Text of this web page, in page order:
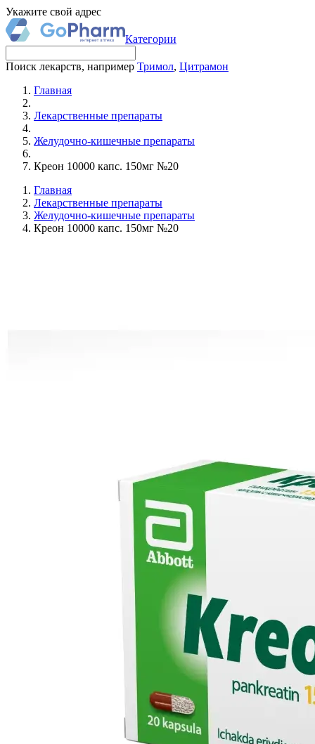
Укажите свой адрес
Категории
Поиск лекарств, например Тримол, Цитрамон
Главная
Лекарственные препараты
Желудочно-кишечные препараты
Креон 10000 капс. 150мг №20
Главная
Лекарственные препараты
Желудочно-кишечные препараты
Креон 10000 капс. 150мг №20